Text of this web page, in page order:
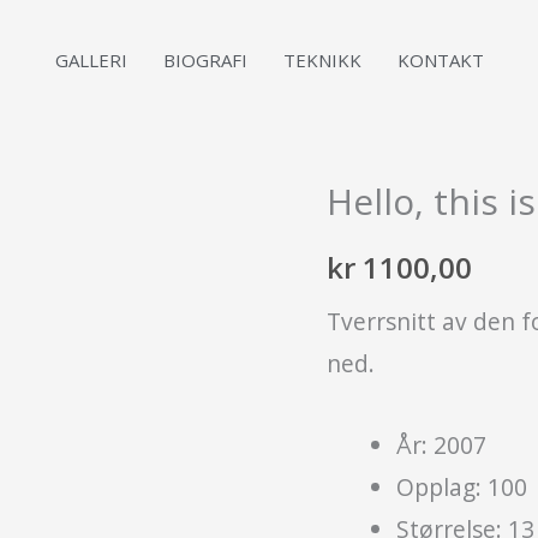
GALLERI BIOGRAFI TEKNIKK KONTAKT
Hello, this
kr 1100,00
Tverrsnitt av den
ned.
År: 2007
Opplag: 100
Størrelse: